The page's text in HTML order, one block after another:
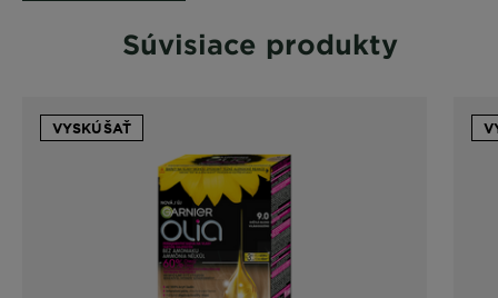
Súvisiace produkty
VYSKÚŠAŤ